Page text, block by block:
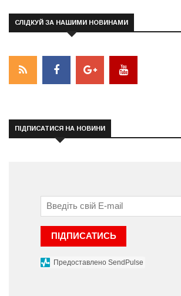
СЛІДКУЙ ЗА НАШИМИ НОВИНАМИ
ПІДПИСАТИСЯ НА НОВИНИ
ПІДПИСАТИСЬ
Предоставлено SendPulse